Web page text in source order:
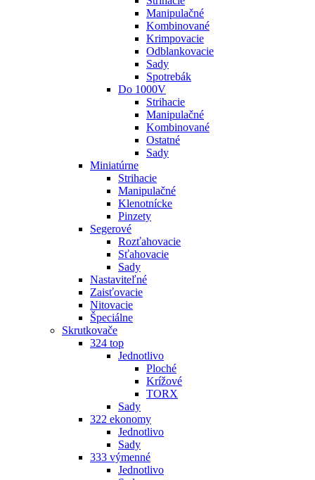
Manipulačné
Kombinované
Krimpovacie
Odblankovacie
Sady
Spotrebák
Do 1000V
Strihacie
Manipulačné
Kombinované
Ostatné
Sady
Miniatúrne
Strihacie
Manipulačné
Klenotnícke
Pinzety
Segerové
Rozťahovacie
Sťahovacie
Sady
Nastaviteľné
Zaisťovacie
Nitovacie
Špeciálne
Skrutkovače
324 top
Jednotlivo
Ploché
Krížové
TORX
Sady
322 ekonomy
Jednotlivo
Sady
333 výmenné
Jednotlivo